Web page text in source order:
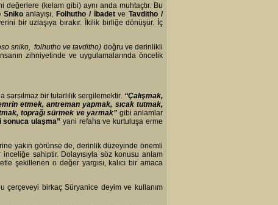
değerlere (kelam gibi) aynı anda muhtaçtır. Bu
Snikoanlayışı, Folhutho / İbadetveTavditho /
bir uzlaşıya bırakır. İkilik birliğe dönüşür. İç
sniko, folhutho ve tavditho) doğru ve derinlikli
zihniyetinde ve uygulamalarında öncelik
bir tutarlılık sergilemektir. ‘‘Çalışmak,
etmek, antreman yapmak, sıcak tutmak,
toprağı sürmek ve yarmak” gibi anlamlar
sonuca ulaşma” yani refaha ve kurtuluşa erme
yakın görünse de, derinlik düzeyinde önemli
inceliğe sahiptir. Dolayısıyla söz konusu anlam
şekillenen o değer yargısı, kalıcı bir amaca
çerçeveyi birkaç Süryanice deyim ve kullanım